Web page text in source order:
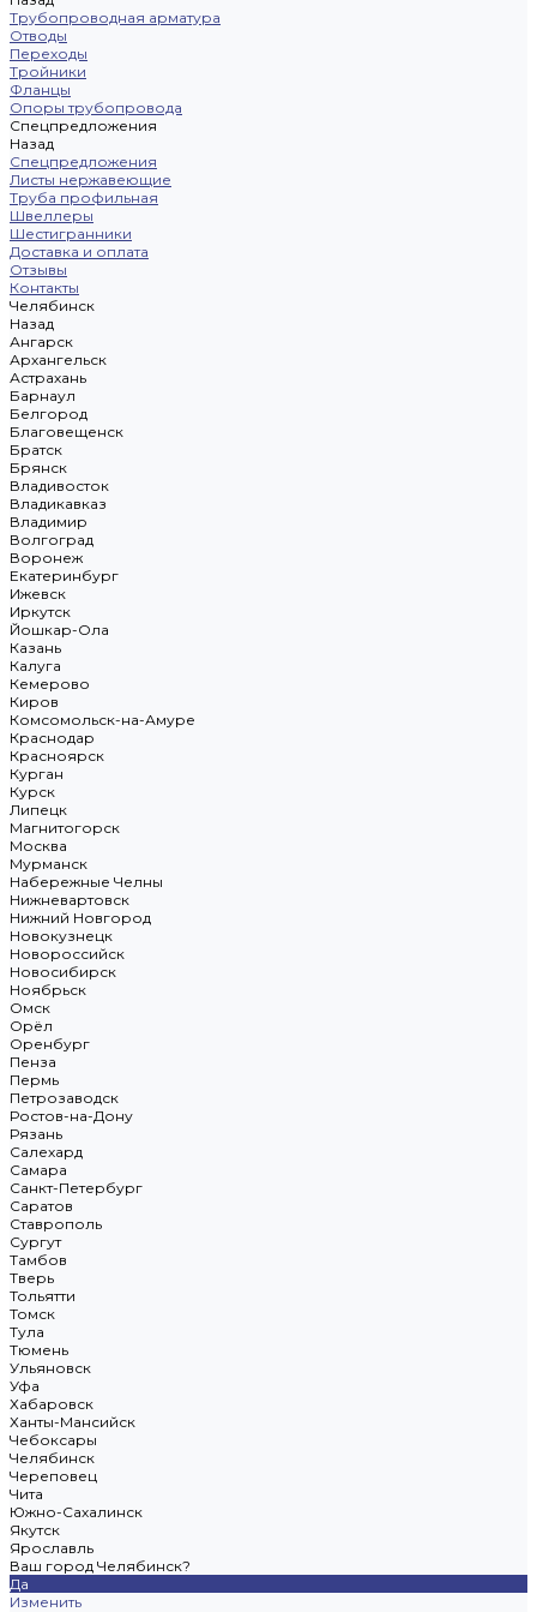
Трубопроводная арматура
Отводы
Переходы
Тройники
Фланцы
Опоры трубопровода
Спецпредложения
Назад
Спецпредложения
Листы нержавеющие
Труба профильная
Швеллеры
Шестигранники
Доставка и оплата
Отзывы
Контакты
Челябинск
Назад
Ангарск
Архангельск
Астрахань
Барнаул
Белгород
Благовещенск
Братск
Брянск
Владивосток
Владикавказ
Владимир
Волгоград
Воронеж
Екатеринбург
Ижевск
Иркутск
Йошкар-Ола
Казань
Калуга
Кемерово
Киров
Комсомольск-на-Амуре
Краснодар
Красноярск
Курган
Курск
Липецк
Магнитогорск
Москва
Мурманск
Набережные Челны
Нижневартовск
Нижний Новгород
Новокузнецк
Новороссийск
Новосибирск
Ноябрьск
Омск
Орёл
Оренбург
Пенза
Пермь
Петрозаводск
Ростов-на-Дону
Рязань
Салехард
Самара
Санкт-Петербург
Саратов
Ставрополь
Сургут
Тамбов
Тверь
Тольятти
Томск
Тула
Тюмень
Ульяновск
Уфа
Хабаровск
Ханты-Мансийск
Чебоксары
Челябинск
Череповец
Чита
Южно-Сахалинск
Якутск
Ярославль
Ваш город Челябинск?
Да
Изменить